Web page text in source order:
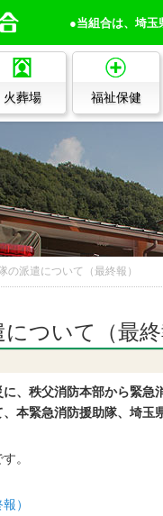
●当組合は、埼玉
火葬場 福祉保健
の派遣について（最終報）
ついて（最終
、秩父消防本部から緊急
本緊急消防援助隊、埼玉
。
）